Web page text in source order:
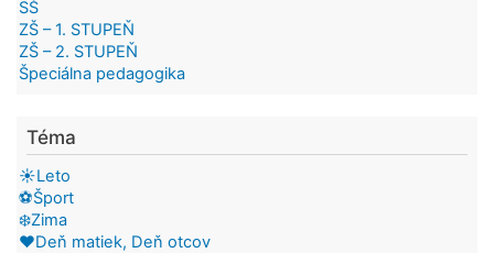
SŠ
ZŠ – 1. STUPEŇ
ZŠ – 2. STUPEŇ
Špeciálna pedagogika
Téma
☀️Leto
⚽Šport
❄️Zima
❤️Deň matiek, Deň otcov